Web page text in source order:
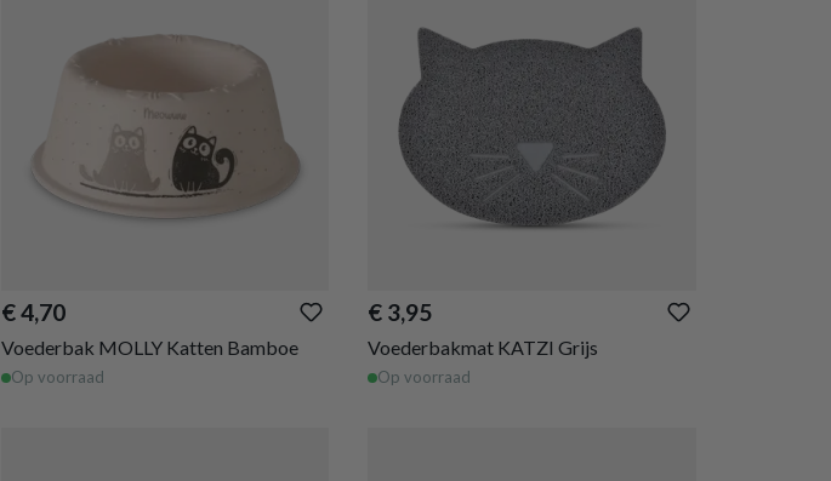
€ 4,70
Voederbak MOLLY Katten Bamboe
Op voorraad
€ 3,95
Voederbakmat KATZI Grijs
Op voorraad